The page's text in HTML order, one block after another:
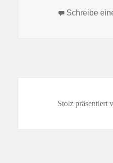
Schreibe
Stolz präsentiert